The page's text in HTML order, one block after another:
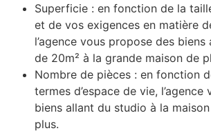
Superficie : en fonction de la
et de vos exigences en matière
l’agence vous propose des
de 20m² à la grande maison de
Nombre de pièces : en fonction
termes d’espace de vie,
biens allant du studio à la
plus.